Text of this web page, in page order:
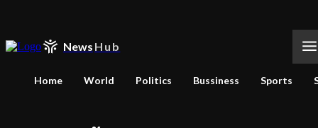
News Hub
Home World Politics Bussiness Sports